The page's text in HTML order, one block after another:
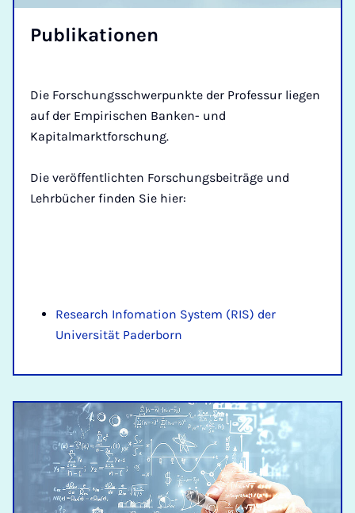
Pu­bli­ka­ti­o­nen
Die Forschungsschwerpunkte der Professur liegen
auf der Empirischen Banken- und
Kapitalmarktforschung.
Die veröffentlichten Forschungsbeiträge und
Lehrbücher finden Sie hier:
Research Infomation System (RIS) der
Universität Paderborn